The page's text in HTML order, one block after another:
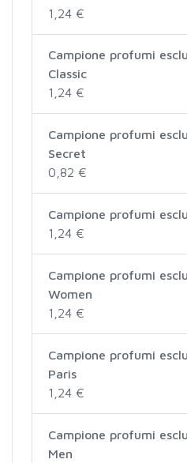
1,24 €
Campione profumi
Classic
1,24 €
Campione profumi
Secret
0,82 €
Campione profumi
1,24 €
Campione profumi
Women
1,24 €
Campione profumi
Paris
1,24 €
Campione profumi
Men